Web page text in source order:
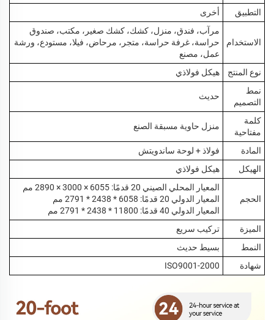
التطبيق
أخرى
الاستخدام
مرآب، فندق، منزل، كشك، كشك صغير، مكتب، صندوق
حراسة، غرفة حراسة، متجر، مرحاض، فيلا، مستودع، ورشة
عمل، مصنع
نوع المنتج
هيكل فولاذي
نمط
التصميم
حديث
كلمة
مفتاحية
منزل حاوية مسبقة الصنع
المادة
فولاذ + لوحة ساندويتش
الهيكل
هيكل فولاذي
الحجم
المعيار المحلي الصيني 20 قدمًا: 6055 × 3000 × 2890 مم
المعيار الدولي 20 قدمًا: 6058 * 2438 * 2791 مم
المعيار الدولي 40 قدمًا: 11800 * 2438 * 2791 مم
الميزة
تركيب سريع
النمط
بسيط حديث
شهادة
ISO9001-2000